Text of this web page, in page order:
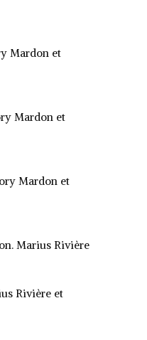
Mardon et
Mardon et
Mardon et
Marius Rivière
Rivière et